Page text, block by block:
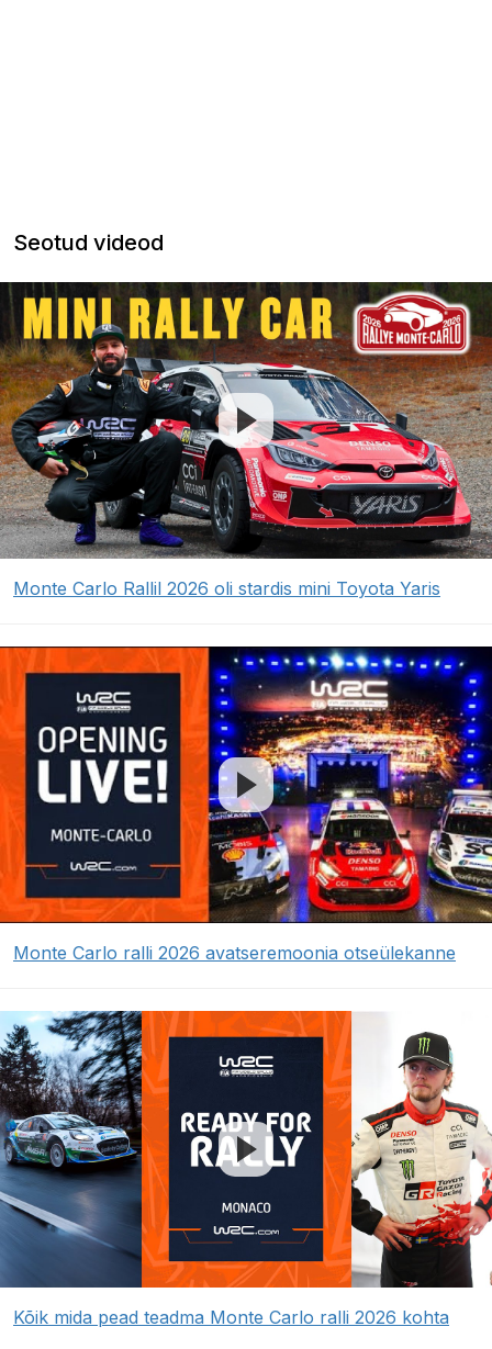
Seotud videod
Monte Carlo Rallil 2026 oli stardis mini Toyota Yaris
Monte Carlo ralli 2026 avatseremoonia otseülekanne
Kõik mida pead teadma Monte Carlo ralli 2026 kohta